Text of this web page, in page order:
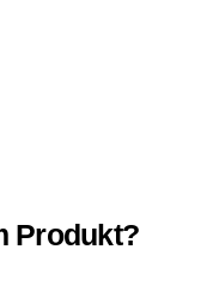
Produkt?